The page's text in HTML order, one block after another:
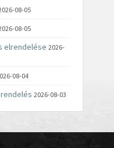
08-05
08-05
elrendelése 2026-
08-04
2026-08-03